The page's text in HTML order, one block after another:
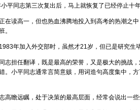
同志第三次复出后，马上就恢复了已经停止十
读高一，但也热血沸腾地投入到高考的热潮之中
。
年加入外交部时，虽然才21岁，但已是研究生
担任翻译，既是最高的荣誉，又是极大的挑战，
。小平同志通常言简意赅，用词造句高度集中，
瞻远瞩，处于决策的最高层面，经常会说出一些